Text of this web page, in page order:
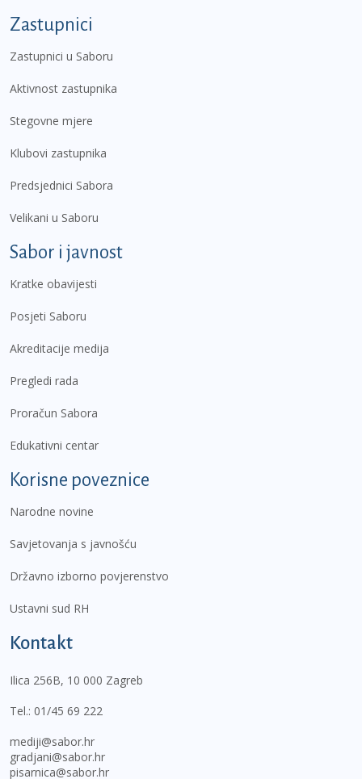
Zastupnici
Zastupnici u Saboru
Aktivnost zastupnika
Stegovne mjere
Klubovi zastupnika
Predsjednici Sabora
Velikani u Saboru
Sabor i javnost
Kratke obavijesti
Posjeti Saboru
Akreditacije medija
Pregledi rada
Proračun Sabora
Edukativni centar
Korisne poveznice
Narodne novine
Savjetovanja s javnošću
Državno izborno povjerenstvo
Ustavni sud RH
Kontakt
Ilica 256B, 10 000 Zagreb
Tel.: 01/45 69 222
mediji@sabor.hr
gradjani@sabor.hr
pisarnica@sabor.hr